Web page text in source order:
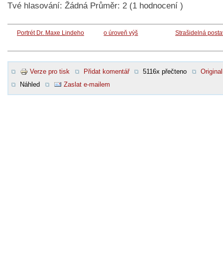
Tvé hlasování: Žádná Průměr: 2 (1 hodnocení )
Portrét Dr. Maxe Lindeho o úroveň výš Strašidelná
Verze pro tisk Přidat komentář 5116x přečteno
Original
Náhled
Zaslat e-mailem